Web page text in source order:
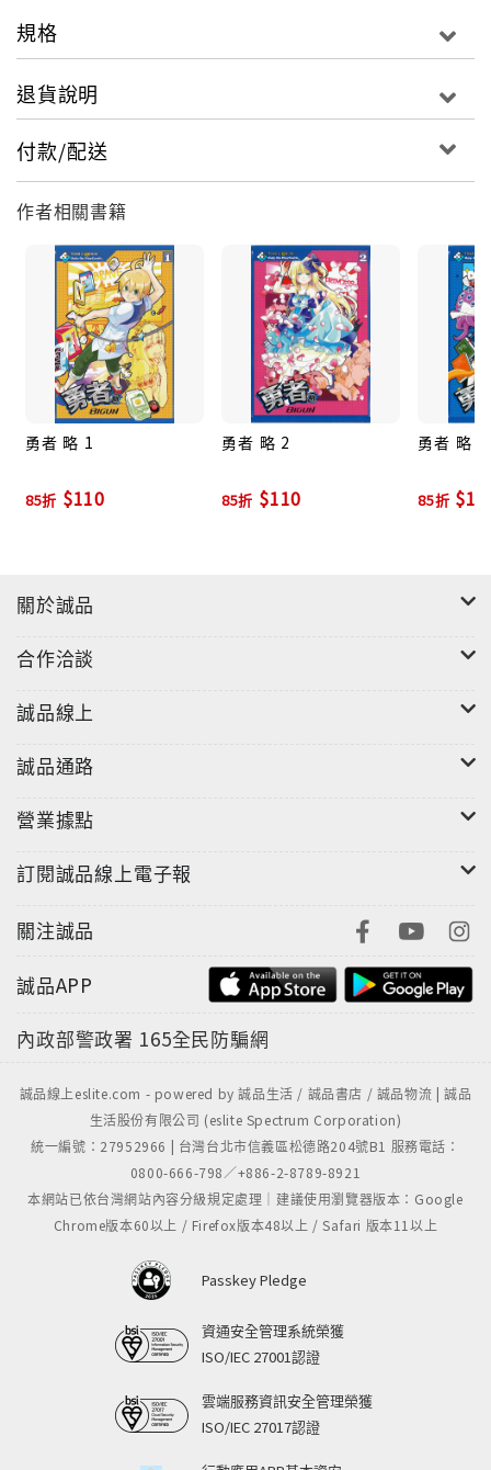
規格
退貨說明
付款/配送
作者相關書籍
勇者 略 1
85折 $110
勇者 略 2
85折 $110
勇者 略 3
85折
關於誠品
合作洽談
誠品線上
誠品通路
營業據點
訂閱誠品線上電子報
關注誠品
誠品APP
內政部警政署 165全民防騙網
誠品線上eslite.com - powered by 誠品生活 / 誠品書店 / 誠品物流 | 誠品
生活股份有限公司 (eslite Spectrum Corporation)
統一編號：27952966 | 台灣台北市信義區松德路204號B1 服務電話：
0800-666-798／+886-2-8789-8921
本網站已依台灣網站內容分級規定處理｜建議使用瀏覽器版本：Google
Chrome版本60以上 / Firefox版本48以上 / Safari 版本11以上
Passkey Pledge
資通安全管理系統榮獲
ISO/IEC 27001認證
雲端服務資訊安全管理榮獲
ISO/IEC 27017認證